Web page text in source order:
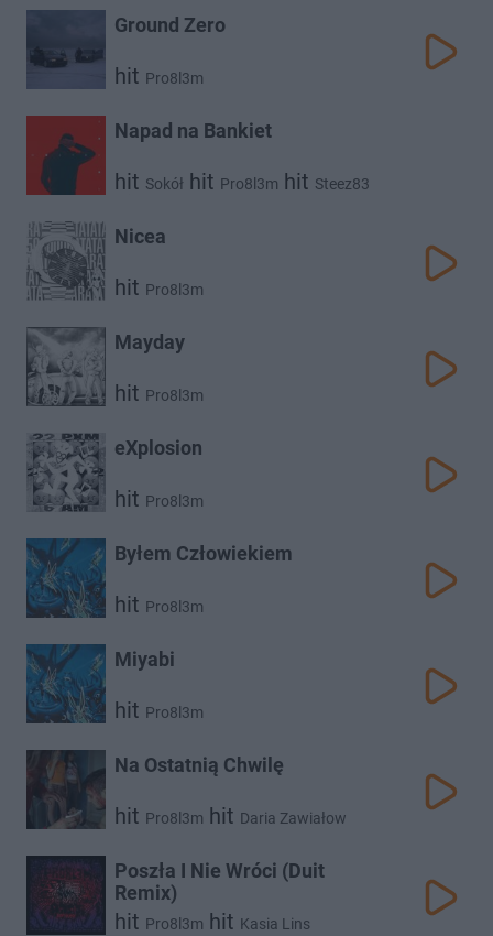
Ground Zero
hit Pro8l3m
Napad na Bankiet
hit Sokół hit Pro8l3m hit Steez83
Nicea
hit Pro8l3m
Mayday
hit Pro8l3m
eXplosion
hit Pro8l3m
Byłem Człowiekiem
hit Pro8l3m
Miyabi
hit Pro8l3m
Na Ostatnią Chwilę
hit Pro8l3m hit Daria Zawiałow
Poszła I Nie Wróci (Duit
Remix)
hit Pro8l3m hit Kasia Lins